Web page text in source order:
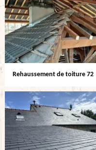
Rehaussement de toiture 72